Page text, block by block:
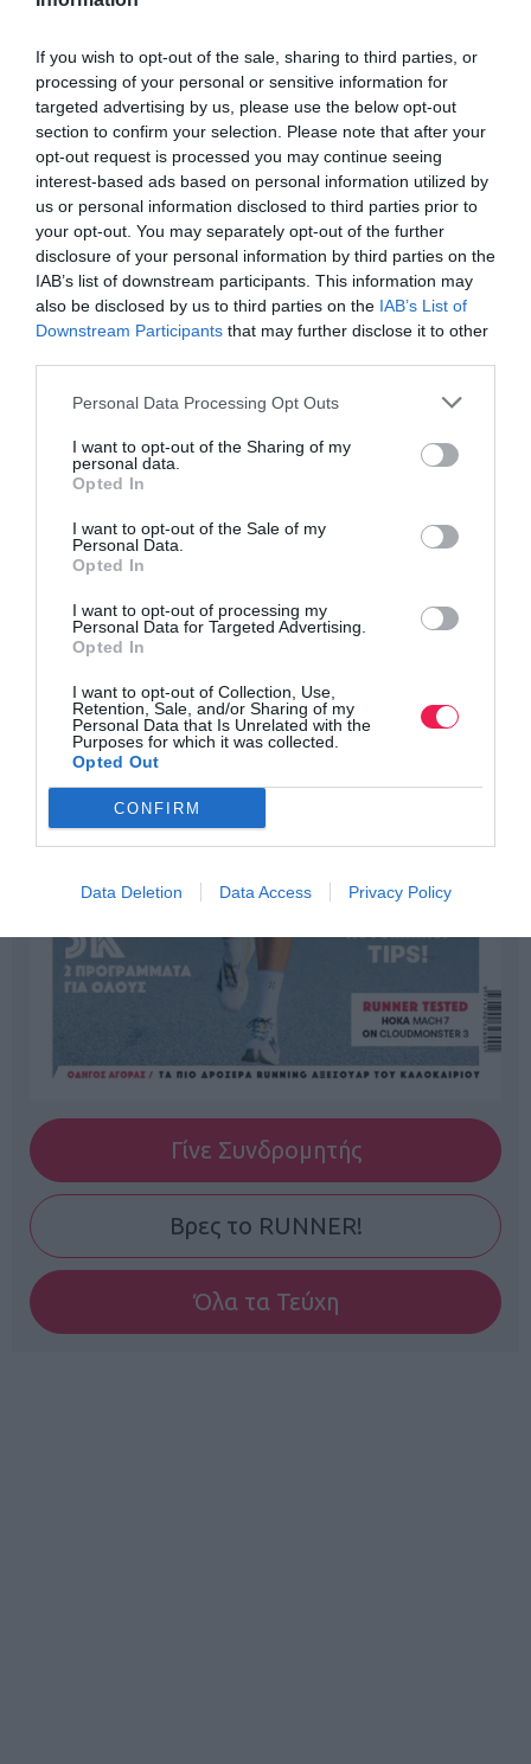
If you wish to opt-out of the sale, sharing to third parties, or
processing of your personal or sensitive information for
targeted advertising by us, please use the below opt-out
section to confirm your selection. Please note that after your
opt-out request is processed you may continue seeing
interest-based ads based on personal information utilized by
us or personal information disclosed to third parties prior to
your opt-out. You may separately opt-out of the further
disclosure of your personal information by third parties on the
IAB’s list of downstream participants. This information may
also be disclosed by us to third parties on the IAB’s List of
Downstream Participants that may further disclose it to other
Personal Data Processing Opt Outs
I want to opt-out of the Sharing of my
personal data.
Opted In
I want to opt-out of the Sale of my
Personal Data.
Opted In
I want to opt-out of processing my
Personal Data for Targeted Advertising.
Opted In
I want to opt-out of Collection, Use,
Retention, Sale, and/or Sharing of my
Personal Data that Is Unrelated with the
Purposes for which it was collected.
Opted Out
CONFIRM
Data Deletion Data Access Privacy Policy
Γίνε Συνδρομητής
Βρες το RUNNER!
Όλα τα Τεύχη